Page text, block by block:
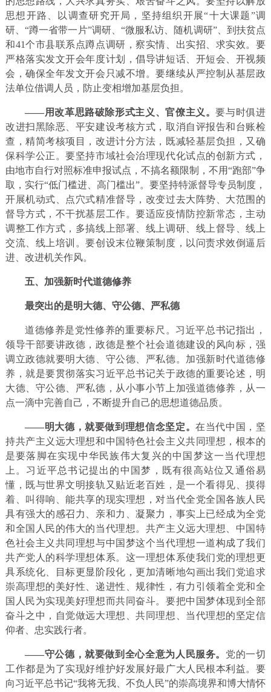
思想开路、以调查研究开局，坚持组织开展“十大课题”调
研、“蹲一省带一片”调研、“微服私访、随机调研”、到扶贫点
和41个市县联系点蹲点调研，察实情、出实招、求实效。要
严格落实发文开会年度计划，倡导讲短话、开短会、开视频
会，确保全年发文开会只减不增。要继续从严控制从基层政
法单位借调人员，防止变相增加基层负担。
——用改革思路破除形式主义、官僚主义。要与时俱进
改进扫黑除恶、平安建设考核方式，取消自评报告和台账检
查，精简考核项目，改进计分方法，既减轻基层负担，又确
保科学公正。要坚持市域社会治理现代化试点的创新方式，
由地市自行对照标准申报试点，不搞名额限制，不用“跑部”争
取，实行“低门槛进、高门槛出”。要坚持特派督导专员制度，
开展机动式、点穴式精准督导，改变过去大阵势、大范围的
督导方式，不干扰基层工作。要适应疫情防控新常态，主动
调整工作方式，多搞线上部署、线上调研、线上督导、线上
交流、线上培训。要创设末位鞭策制度，以问责求效倒逼后
进、改进机关作风。
五、加强新时代道德修养
最突出的是明大德、守公德、严私德
道德修养是党性修养的重要标尺。习近平总书记指出，
领导干部要讲政德，政德是整个社会道德建设的风向标，强
调立政德就要明大德、守公德、严私德。加强新时代道德修
养，就是要贯彻落实习近平总书记关于政德的重要论述，明
大德、守公德、严私德，从小事小节上加强道德修养，从一
点一滴中完善自己，不断提升自己的思想道德品质。
——明大德，就要做到理想信念坚定。在当代中国，坚
持共产主义远大理想和中国特色社会主义共同理想，根本的
是要落脚在实现中华民族伟大复兴的中国梦这一当代理想
上。习近平总书记提出的中国梦，既有很高站位又通俗易
懂，既与世界文明接轨又贴近老百姓，是一个看得见、摸得
着、叫得响、能共享的现实理想，对当代全党全国各族人民
具有强大的感召力、亲和力、凝聚力，事实上已经成为全党
和全国人民的伟大的当代理想。共产主义远大理想、中国特
色社会主义共同理想与中国梦这个当代理想一道构成了我们
共产党人的科学理想体系。这一理想体系使我们党的理想更
具系统化、目标更显阶段化，更加清晰地勾画出我们党追求
崇高理想的美好性、递进性、规律性，有力引领着全党和全
国人民为实现美好理想而共同奋斗。要把中国梦体现到全部
奋斗之中，自觉做远大理想、共同理想、当代理想的坚定信
仰者、忠实践行者。
——守公德，就要做到全心全意为人民服务。 党的一切
工作都是为了实现好维护好发展好最广大人民根本利益。要
向习近平总书记“我将无我、不负人民”的崇高境界和博大情怀